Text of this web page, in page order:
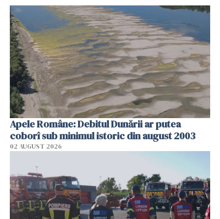
Apele Române: Debitul Dunării ar putea
coborî sub minimul istoric din august 2003
02 AUGUST 2026